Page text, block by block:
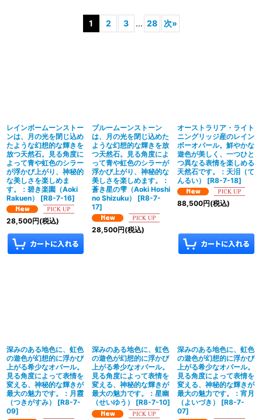
1 2 3 ... 28 次»
レインボームーンストー
ンは、月の光を閉じ込め
たような幻想的な輝きを
放つ天然石。見る角度に
よって青や虹色のシラー
が浮かび上がり、神秘的
な美しさを楽しめま
す。：碧き楽園（Aoki
Rakuen）
[R8-7-16]
28,500円(税込)
ブルームーンストーン
は、月の光を閉じ込めた
ような幻想的な輝きを放
つ天然石。見る角度によ
って青や虹色のシラーが
浮かび上がり、神秘的な
美しさを楽しめます。：
蒼き星の雫（Aoki Hoshi
no Shizuku）
[R8-7-
17]
28,500円(税込)
オーストラリア・ライト
ニングリッジ産のレイン
ボーオパール。鮮やかな
遊色が美しく、一つひと
つ異なる表情を楽しめる
天然石です。：天泪（て
んるい）
[R8-7-18]
88,500円(税込)
深みのある地色に、虹色
の遊色が幻想的に浮かび
上がる希少なオパール。
見る角度によって表情を
変える、神秘的な輝きが
最大の魅力です。：月霞
（つきがすみ）
[R8-7-
09]
深みのある地色に、虹色
の遊色が幻想的に浮かび
上がる希少なオパール。
見る角度によって表情を
変える、神秘的な輝きが
最大の魅力です。：星幽
（せいゆう）
[R8-7-10]
深みのある地色に、虹色
の遊色が幻想的に浮かび
上がる希少なオパール。
見る角度によって表情を
変える、神秘的な輝きが
最大の魅力です。：宵月
（よいづき）
[R8-7-
07]